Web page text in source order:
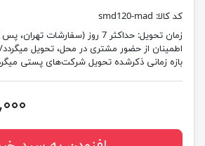
کد کالا: smd120-mad
زمان تحویل:
حداکثر 7 روز (سفارشات
اطمینان از حضور مشتری در محل، تحویل
بازه زمانی ذکرشده تحویل شرکت‌های پستی